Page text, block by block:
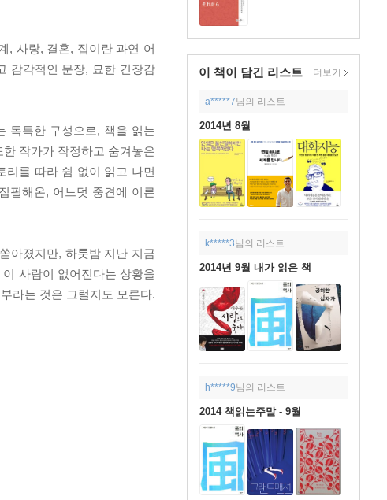
이 책이 담긴 리스트 더보기
a*****7님의 리스트
2014년 8월
k*****3님의 리스트
2014년 9월 내가 읽은 책
h*****9님의 리스트
2014 책읽는주말 - 9월
, 사랑, 결혼, 집이란 과연 어
감각적인 문장, 묘한 긴장감
독특한 구성으로, 책을 읽는
작가가 작정하고 숨겨놓은
리를 따라 쉼 없이 읽고 나면
필해온, 어느덧 중견에 이른
아졌지만, 하룻밤 지난 지금
사람이 없어진다는 상황을
라는 것은 그럴지도 모른다.